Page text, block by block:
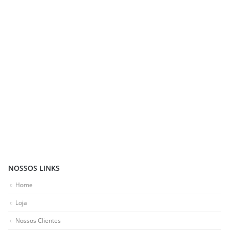
NOSSOS LINKS
Home
Loja
Nossos Clientes